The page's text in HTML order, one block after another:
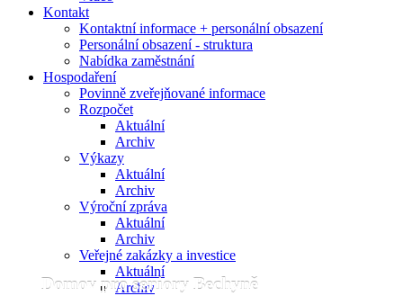
Kontakt
Kontaktní informace + personální obsazení
Personální obsazení - struktura
Nabídka zaměstnání
Hospodaření
Povinně zveřejňované informace
Rozpočet
Aktuální
Archiv
Výkazy
Aktuální
Archiv
Výroční zpráva
Aktuální
Archiv
Veřejné zakázky a investice
Aktuální
Archiv
Domov pro seniory Bechyně
Domov pro seniory
Bechyně